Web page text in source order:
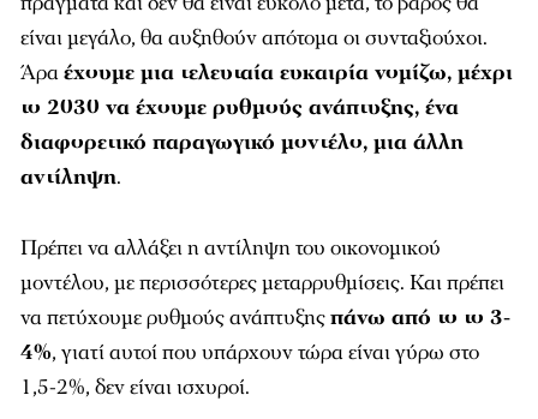
Άραέχουμε μια τελευταία ευκαιρία νομίζω, μέχρι
το 2030 να έχουμε ρυθμούς ανάπτυξης, ένα
διαφορετικό παραγωγικό μοντέλο, μια άλλη
αντίληψη.
Πρέπει να αλλάξει η αντίληψη του οικονομικού
να πετύχουμε ρυθμούς ανάπτυξης πάνω από το το 3-
4%, γιατί αυτοί που υπάρχουν τώρα είναι γύρω στο
1,5-2%, δεν είναι ισχυροί.
Το «ολιστικό Αναπτυξιακό Σχέδιο» που